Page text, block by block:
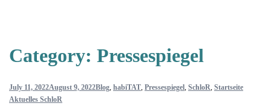
Category: Pressespiegel
July 11, 2022August 9, 2022Blog, habiTAT, Pressespiegel, SchloR, Startseite
Aktuelles SchloR